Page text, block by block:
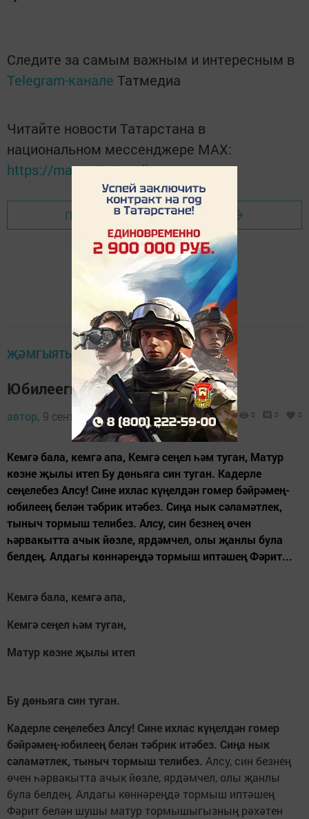
Следите за самым важным и интересным в
Telegram-канале Татмедиа
Читайте новости Татарстана в
национальном мессенджере MАХ:
https://max.ru/tatmedia
Перейти на страницу новости
ҖӘМГЫЯТЬ ҺӘМ БЕЗ
Юбилеегыз белән!
автор, 9 сентябрь 2013 - 11:52 0 0 0
Кемгә бала, кемгә апа, Кемгә сеңел һәм туган, Матур
көзне җылы итеп Бу дөньяга син туган. Кадерле
сеңелебез Алсу! Сине ихлас күңелдән гомер бәйрәмең-
юбилеең белән тәбрик итәбез. Сиңа нык сәламәтлек,
тыныч тормыш телибез. Алсу, син безнең өчен
һәрвакытта ачык йөзле, ярдәмчел, олы җанлы була
белдең. Алдагы көннәреңдә тормыш иптәшең Фәрит...
Кемгә бала, кемгә апа,
Кемгә сеңел һәм туган,
Матур көзне җылы итеп
Бу дөньяга син туган.
Кадерле сеңелебез Алсу! Сине ихлас күңелдән гомер
бәйрәмең-юбилеең белән тәбрик итәбез. Сиңа нык
сәламәтлек, тыныч тормыш телибез. Алсу, син безнең
өчен һәрвакытта ачык йөзле, ярдәмчел, олы җанлы
була белдең. Алдагы көннәреңдә тормыш иптәшең
Фәрит белән шушы матур тормышыгызның рәхәтен